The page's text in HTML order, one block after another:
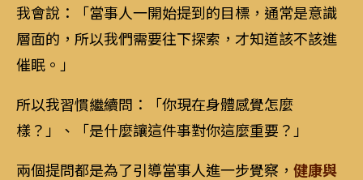
我會說：「當事人一開始提到的目標，通常是意識
層面的，所以我們需要往下探索，才知道該不該進
催眠。」
所以我習慣繼續問：「你現在身體感覺怎麼
樣？」、「是什麼讓這件事對你這麼重要？」
兩個提問都是為了引導當事人進一步覺察， 健康與